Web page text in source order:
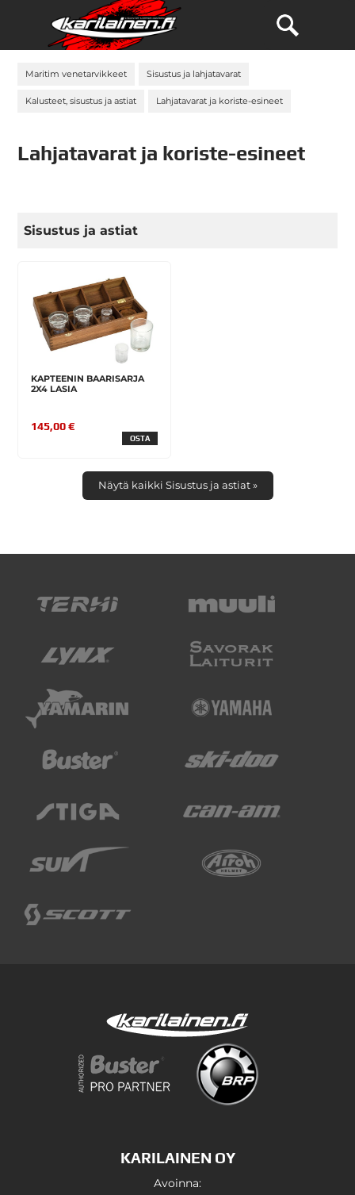
Maritim venetarvikkeet Sisustus ja lahjatavarat
Kalusteet, sisustus ja astiat Lahjatavarat ja koriste-esineet
Lahjatavarat ja koriste-esineet
Sisustus ja astiat
KAPTEENIN BAARISARJA
2X4 LASIA
145,00 €
OSTA
Näytä kaikki Sisustus ja astiat »
KARILAINEN OY
Avoinna: